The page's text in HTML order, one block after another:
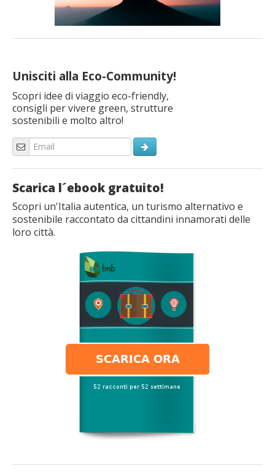
Unisciti alla Eco-Community!
Scopri idee di viaggio eco-friendly,
consigli per vivere green, strutture
sostenibili e molto altro!
Scarica l´ebook gratuito!
Scopri un'Italia autentica, un turismo alternativo e
sostenibile raccontato da cittandini innamorati delle
loro città.